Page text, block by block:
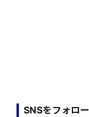
SNSをフォロー